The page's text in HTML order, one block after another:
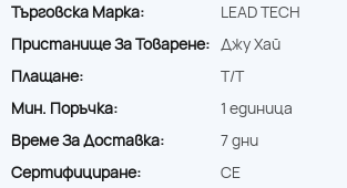
Търговска Марка:
LEAD TECH
Пристанище За Товарене: Джу Хай
Плащане:
T/T
Мин. Поръчка:
1 единица
Време За Доставка:
7 дни
Сертифициране:
CE